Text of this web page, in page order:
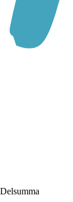
Delsumma